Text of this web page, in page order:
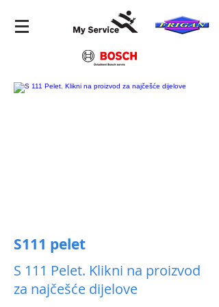
S111 pelet
S 111 Pelet. Klikni na proizvod
za najčešće dijelove